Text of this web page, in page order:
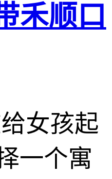
禾顺口
女孩起
一个寓